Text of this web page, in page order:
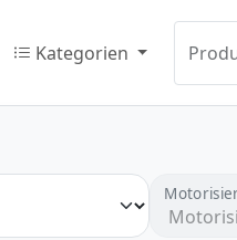
Kategorien